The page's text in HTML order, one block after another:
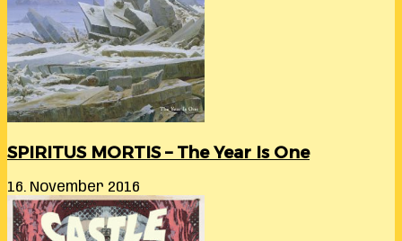
SPIRITUS MORTIS – The Year Is One
16. November 2016